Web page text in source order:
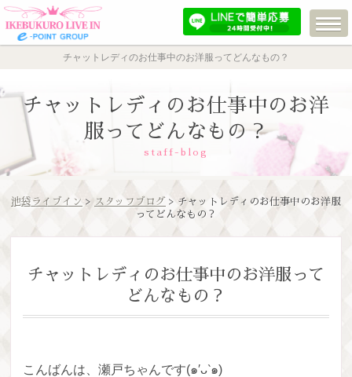
チャットレディのお仕事中のお洋服ってどんなもの？
チャットレディのお仕事中のお洋
服ってどんなもの？
staff-blog
池袋ライブイン > スタッフブログ > チャットレディのお仕事中のお洋服
ってどんなもの？
チャットレディのお仕事中のお洋服って
どんなもの？
こんばんは、瀬戸ちゃんです(๑′ᴗ‵๑)